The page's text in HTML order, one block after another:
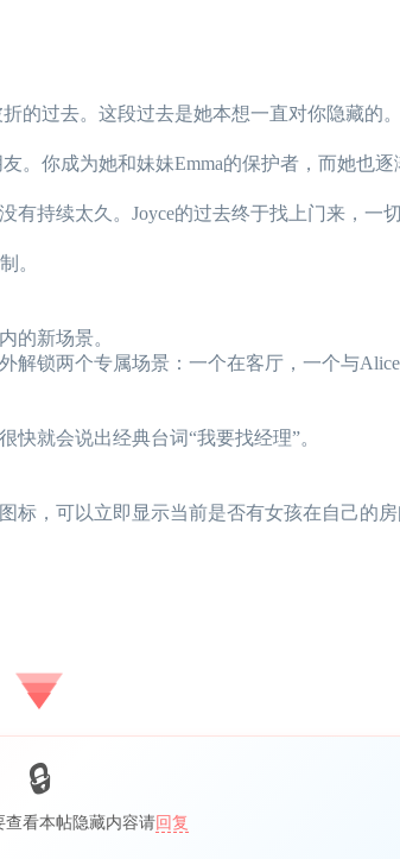
的过去。这段过去是她本想一直对你隐藏的。
。你成为她和妹妹Emma的保护者，而她也逐
持续太久。Joyce的过去终于找上门来，一切
。
的新场景。
锁两个专属场景：一个在客厅，一个与Alice
就会说出经典台词“我要找经理”。
，可以立即显示当前是否有女孩在自己的房
查看本帖隐藏内容请回复